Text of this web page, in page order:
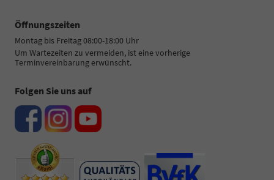
Öffnungszeiten
Montag bis Freitag 08:00-18:00 Uhr
Um Wartezeiten zu vermeiden, ist eine vorherige
Terminvereinbarung erwünscht.
Folgen Sie uns auf